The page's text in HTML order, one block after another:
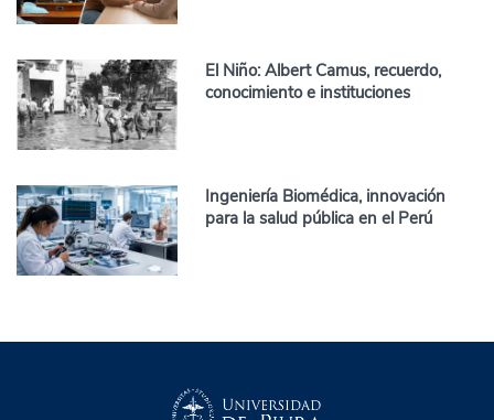
El Niño: Albert Camus, recuerdo,
conocimiento e instituciones
Ingeniería Biomédica, innovación
para la salud pública en el Perú